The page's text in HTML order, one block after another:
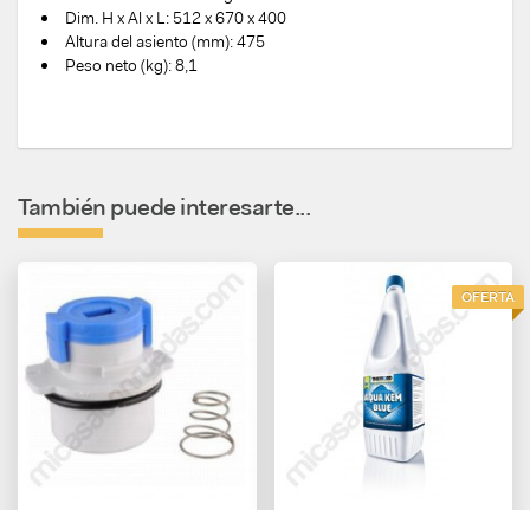
Dim. H x Al x L: 512 x 670 x 400
Altura del asiento (mm): 475
Peso neto (kg): 8,1
También puede interesarte...
OFERTA